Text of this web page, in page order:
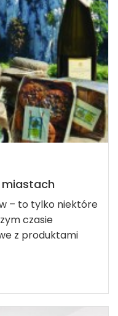
miastach
– to tylko niektóre
czasie
z produktami